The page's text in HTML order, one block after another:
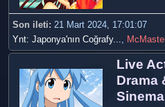
Son ileti: 21 Mart 2024, 17:01:07
Ynt: Japonya'nın Coğrafy...,
Live
Drama
Sinema